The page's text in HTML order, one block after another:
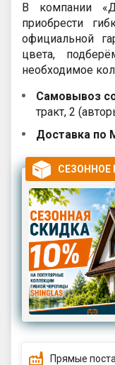
В компании
приобрести
официальной
цвета,
необходимое
Самовывоз
тракт, 2
Доставка по
Прямые